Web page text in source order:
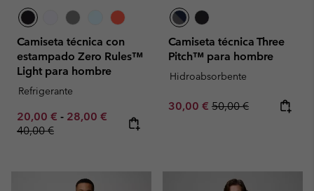
Camiseta técnica con
estampado Zero Rules™
Light para hombre
Refrigerante
Minimum sale price:
20,00 € - Maximum sale price:
28,00 € Regular price:
40,00 €
Camiseta técnica Three
Pitch™ para hombre
Hidroabsorbente
Sale price:
30,00 € Regular price:
50,00 €